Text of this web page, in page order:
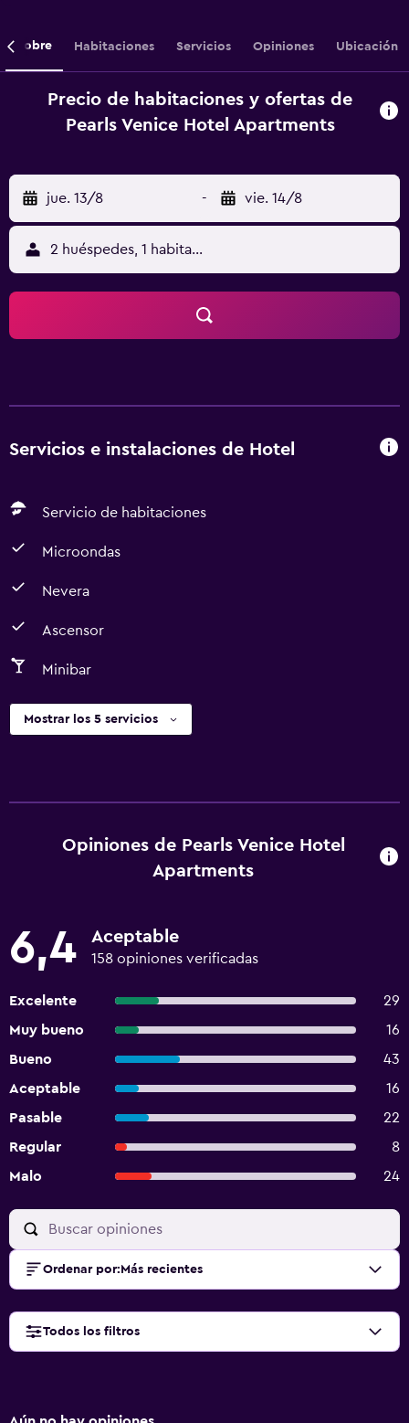
Sobre Habitaciones Servicios Opiniones Ubicación
Precio de habitaciones y ofertas de
Pearls Venice Hotel Apartments
jue. 13/8 - vie. 14/8
2 huéspedes, 1 habitación
Servicios e instalaciones de Hotel
Servicio de habitaciones
Microondas
Nevera
Ascensor
Minibar
Mostrar los 5 servicios
Opiniones de Pearls Venice Hotel
Apartments
6,4 Aceptable
158 opiniones verificadas
Excelente
29
Muy bueno
16
Bueno
43
Aceptable
16
Pasable
22
Regular
8
Malo
24
Ordenar por: Más recientes
Todos los filtros